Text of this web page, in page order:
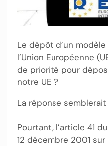
Le dépôt d’un
l’Union Européenne
de priorité pour
notre UE ?
La réponse
Pourtant, l’article 41
12 décembre 2001